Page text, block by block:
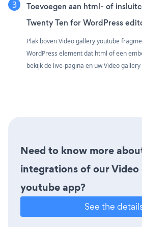
Toevoegen aan html- of
Twenty Ten for WordPress
Plak boven Video gallery youtube
WordPress element dat html of een
bekijk de live-pagina en uw Video
Need to know more
integrations of our Video
youtube app?
See the